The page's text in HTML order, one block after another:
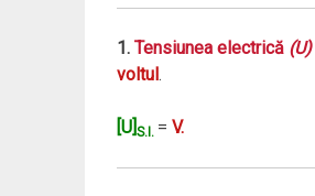
1. Tensiunea electrică (U)
voltul .
[U] S.I. = V.